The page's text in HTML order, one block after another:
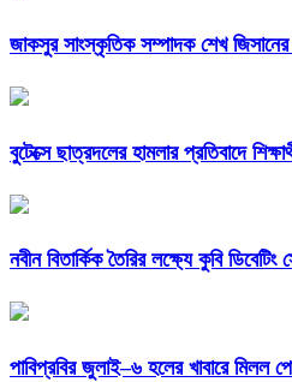
জাকসুর সাংস্কৃতিক সম্পাদক শেখ
বুটেক্সে ছাত্রদলের হামলার প্রতিবাদে
নবীন বিতার্কিক তৈরির লক্ষ্যে কুবি
পাবিপ্রবির জুলাই–৬ হলের খাবারে মিলল